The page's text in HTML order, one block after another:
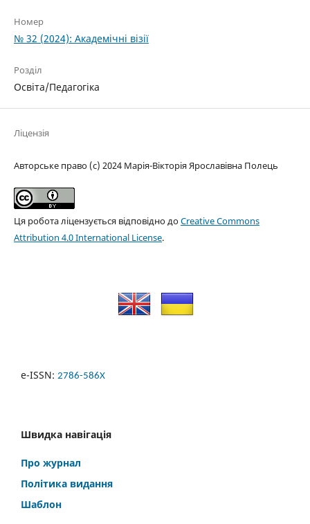
Номер
№ 32 (2024): Академічні візії
Розділ
Освіта/Педагогіка
Ліцензія
Авторське право (c) 2024 Марія-Вікторія Ярославівна Полець
Ця робота ліцензується відповідно доCreative Commons
Attribution 4.0 International License.
e-ISSN: 2786-586X
Швидка навігація
Про журнал
Політика видання
Шаблон